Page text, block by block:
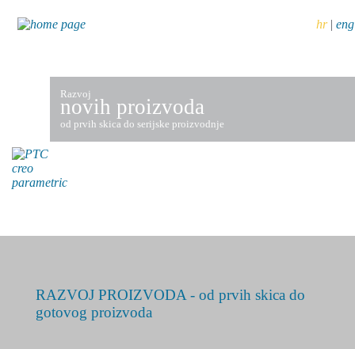
hr| eng
Razvoj
novih proizvoda
od prvih skica do serijske proizvodnje
RAZVOJ PROIZVODA - od prvih skica do
gotovog proizvoda